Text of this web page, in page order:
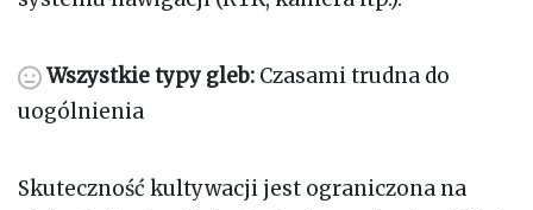
Wszystkie typy gleb: Czasami trudna do
uogólnienia
Skuteczność kultywacji jest ograniczona na